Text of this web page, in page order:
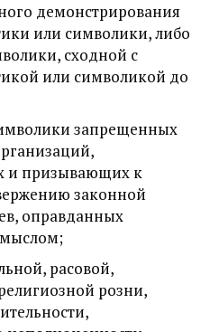
демонстрирования
или символики, либо
сходной с
или символикой до
запрещенных
и призывающих к
законной
оправданных
расовой,
розни,